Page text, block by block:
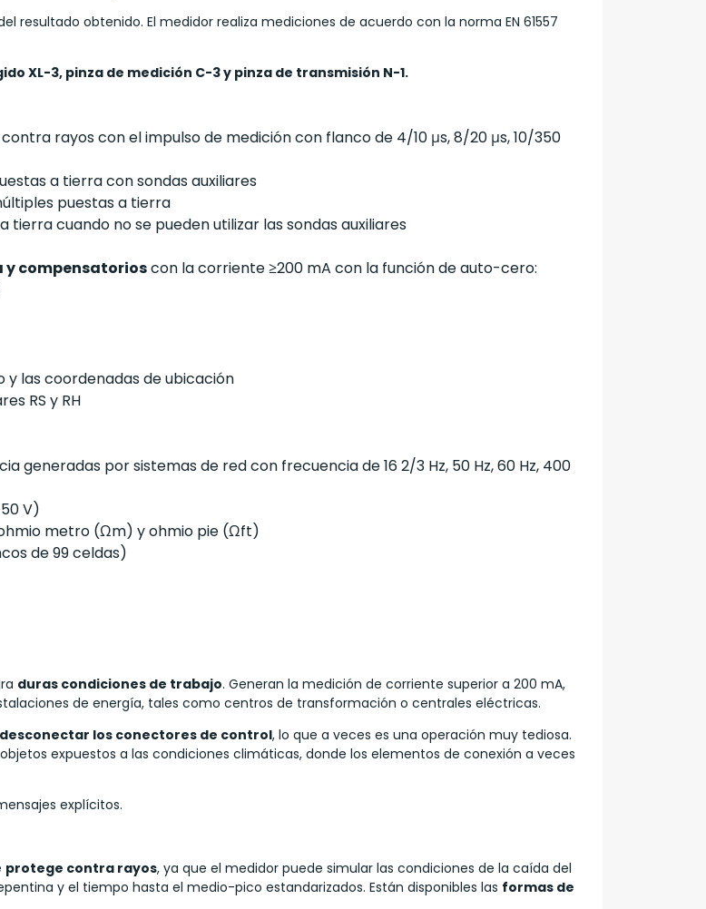
resultado obtenido. El medidor realiza mediciones de acuerdo con la norma EN 61557
XL-3, pinza de medición C-3 y pinza de transmisión N-1.
rayos con el impulso de medición con flanco de 4/10 μs, 8/20 μs, 10/350
a tierra con sondas auxiliares
puestas a tierra
tierra cuando no se pueden utilizar las sondas auxiliares
y compensatorioscon la corriente ≥200 mA con la función de auto-cero:
y las coordenadas de ubicación
RS y RH
generadas por sistemas de red con frecuencia de 16 2/3 Hz, 50 Hz, 60 Hz, 400
V)
metro (Ωm) y ohmio pie (Ωft)
de 99 celdas)
duras condiciones de trabajo. Generan la medición de corriente superior a 200 mA,
de energía, tales como centros de transformación o centrales eléctricas.
los conectores de control, lo que a veces es una operación muy tediosa.
expuestos a las condiciones climáticas, donde los elementos de conexión a veces
explícitos.
protege contra rayos, ya que el medidor puede simular las condiciones de la caída del
y el tiempo hasta el medio-pico estandarizados. Están disponibles las formas de